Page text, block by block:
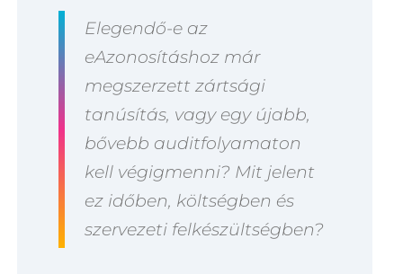
Elegendő-e az
eAzonosításhoz már
megszerzett zártsági
tanúsítás, vagy egy újabb,
bővebb auditfolyamaton
kell végigmenni? Mit jelent
ez időben, költségben és
szervezeti felkészültségben?